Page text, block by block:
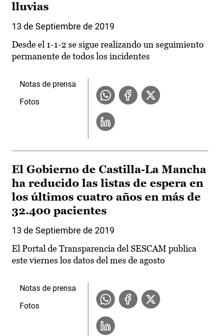
lluvias
13 de Septiembre de 2019
Desde el 1-1-2 se sigue realizando un seguimiento
permanente de todos los incidentes
Notas de prensa
Fotos
El Gobierno de Castilla-La Mancha
ha reducido las listas de espera en
los últimos cuatro años en más de
32.400 pacientes
13 de Septiembre de 2019
El Portal de Transparencia del SESCAM publica
este viernes los datos del mes de agosto
Notas de prensa
Fotos